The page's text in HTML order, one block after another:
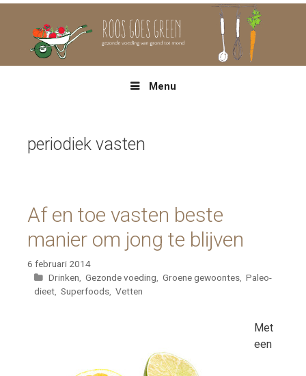
Menu
periodiek vasten
Af en toe vasten beste
manier om jong te blijven
6 februari 2014
Categorieën
Drinken, Gezonde voeding, Groene gewoontes, Paleo-
dieet, Superfoods, Vetten
Met
een